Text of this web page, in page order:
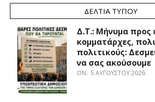
ΔΕΛΤΊΑ ΤΎΠΟΥ
Δ.Τ.: Μήνυμα προς
κομματάρχες,
πολιτικούς:
να σας ακούσουμε
ON: 5 ΑΥΓΟΎΣΤΟΥ 2026